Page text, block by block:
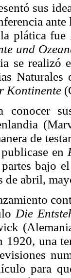
sus
plática fue
und
se realizó
Kontinente
conocer
de
en
partes bajo
de abril,
Die
1920, una
para